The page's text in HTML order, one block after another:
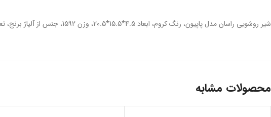
شیر روشویی راسان مدل پاپیون، رنگ کروم، ابعاد 4.5*15.5*20.5، وزن 1592، جنس از آلیاژ برنج، تعداد خروجی 1 عدد، تعداد دستگیره 1 عدد، جنس دستگیره از زاماک، آبدهی 7-11 لیتر بر دقیقه
محصولات مشابه